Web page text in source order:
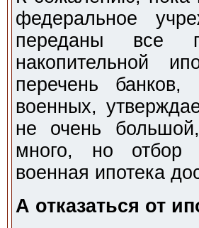
федеральное
переданы все
накопительной
перечень
военных,
не очень
много, но отбор
военная ипотека
А отказаться от